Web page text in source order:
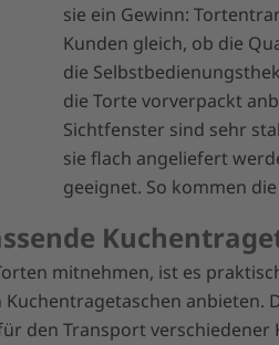
sie ein Gewinn:
Kunden gleich, ob die
die
die Torte vorverpackt
Sichtfenster sind sehr
sie flach angeliefert
geeignet. So kommen
mitnehmen, ist es
anbieten.
den Transport verschiedener